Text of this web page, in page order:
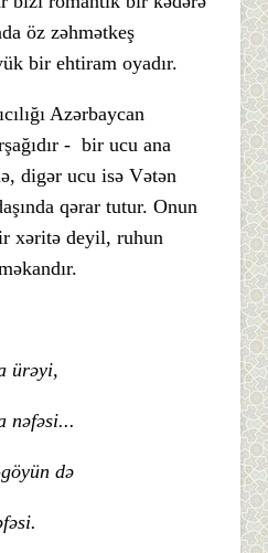
öz zəhmətkeş
bir ehtiram oyadır.
Azərbaycan
- bir ucu ana
digər ucu isə Vətən
qərar tutur. Onun
xəritə deyil, ruhun
ürəyi,
nəfəsi...
də